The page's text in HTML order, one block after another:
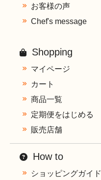
お客様の声
Chef's message
Shopping
マイページ
カート
商品一覧
定期便をはじめる
販売店舗
How to
ショッピングガイド